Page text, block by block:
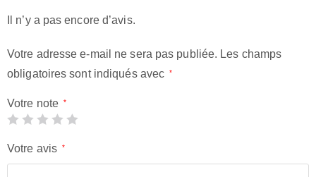
Il n’y a pas encore d’avis.
Votre adresse e-mail ne sera pas publiée. Les champs
obligatoires sont indiqués avec
*
Votre note *
Votre avis *